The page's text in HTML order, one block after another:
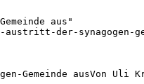
aus"
der-synagogen-
ausVon Uli